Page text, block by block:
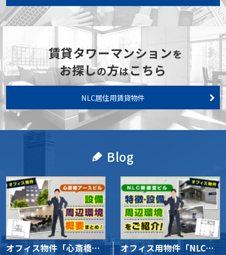
賃貸タワーマンションを
お探しの方はこちら
NLC居住用賃貸物件
Blog
オフィス物件「心斎橋アースビル」の主な設備や周辺環境・概要をご紹介！ オフィス用物件「NLC新御堂ビル」の特徴・設備・周辺環境をご紹介！